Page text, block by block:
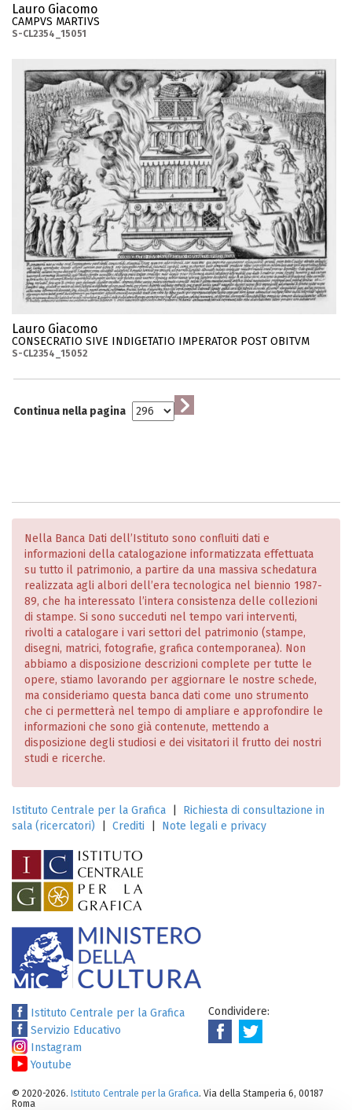
Lauro Giacomo
CAMPVS MARTIVS
S-CL2354_15051
Lauro Giacomo
CONSECRATIO SIVE INDIGETATIO IMPERATOR POST OBITVM
S-CL2354_15052
Continua nella pagina
Nella Banca Dati dell’Istituto sono confluiti dati e
informazioni della catalogazione informatizzata effettuata
su tutto il patrimonio, a partire da una massiva schedatura
realizzata agli albori dell’era tecnologica nel biennio 1987-
89, che ha interessato l’intera consistenza delle collezioni
di stampe. Si sono succeduti nel tempo vari interventi,
rivolti a catalogare i vari settori del patrimonio (stampe,
disegni, matrici, fotografie, grafica contemporanea). Non
abbiamo a disposizione descrizioni complete per tutte le
opere, stiamo lavorando per aggiornare le nostre schede,
ma consideriamo questa banca dati come uno strumento
che ci permetterà nel tempo di ampliare e approfondire le
informazioni che sono già contenute, mettendo a
disposizione degli studiosi e dei visitatori il frutto dei nostri
studi e ricerche.
Istituto Centrale per la Grafica
Richiesta di consultazione in
sala (ricercatori)
Crediti Note legali e privacy
Istituto Centrale per la Grafica
Servizio Educativo
Instagram
Youtube
Condividere:
© 2020-2026. Istituto Centrale per la Grafica. Via della Stamperia 6, 00187
Roma